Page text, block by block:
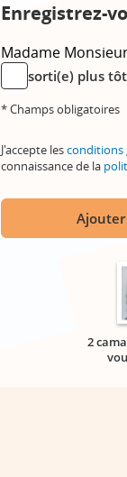
Enregistrez-
Madame
sorti(e) plus
* Champs obligatoires
J'accepte lesconditions
connaissance de la
Ajouter
2